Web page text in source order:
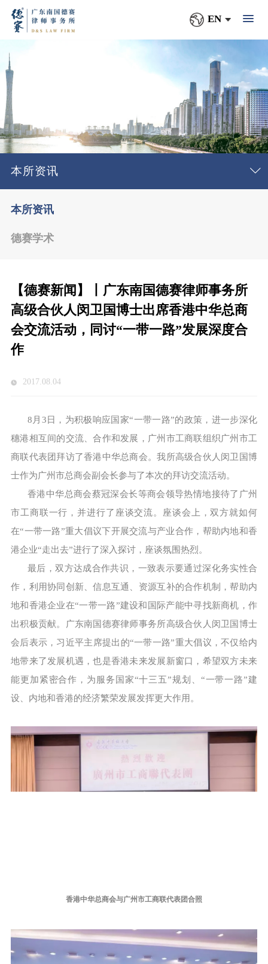
EN
本所资讯
本所资讯
德赛学术
【德赛新闻】丨广东南国德赛律师事务所
高级合伙人闵卫国博士出席香港中华总商
会交流活动，同讨“一带一路”发展深度合
作
2017.08.04
8月3日，为积极响应国家“一带一路”的政策，进一步深化
穗港相互间的交流、合作和发展，广州市工商联组织广州市工
商联代表团拜访了香港中华总商会。我所高级合伙人闵卫国博
士作为广州市总商会副会长参与了本次的拜访交流活动。
香港中华总商会蔡冠深会长等商会领导热情地接待了广州
市工商联一行，并进行了座谈交流。座谈会上，双方就如何
在“一带一路”重大倡议下开展交流与产业合作，帮助内地和香
港企业“走出去”进行了深入探讨，座谈氛围热烈。
最后，双方达成合作共识，一致表示要通过深化务实性合
作，利用协同创新、信息互通、资源互补的合作机制，帮助内
地和香港企业在“一带一路”建设和国际产能中寻找新商机，作
出积极贡献。广东南国德赛律师事务所高级合伙人闵卫国博士
会后表示，习近平主席提出的“一带一路”重大倡议，不仅给内
地带来了发展机遇，也是香港未来发展新窗口，希望双方未来
能更加紧密合作，为服务国家“十三五”规划、“一带一路”建
设、内地和香港的经济繁荣发展发挥更大作用。
香港中华总商会与广州市工商联代表团合照